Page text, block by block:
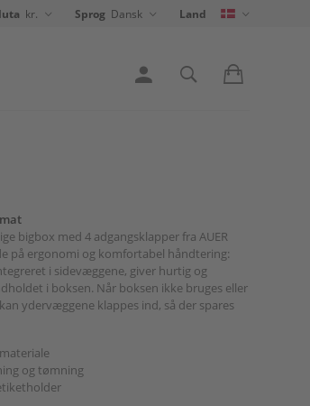
kr. Sprog Dansk Land
bigbox med 4 adgangsklapper fra AUER
på ergonomi og komfortabel håndtering:
i sidevæggene, giver hurtig og
i boksen. Når boksen ikke bruges eller
ydervæggene klappes ind, så der spares
og tømning